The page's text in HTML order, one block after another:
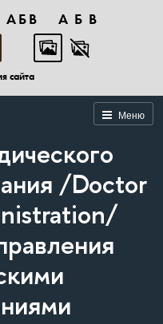
АБВ
АБВ
сайта
Меню
/Doctor